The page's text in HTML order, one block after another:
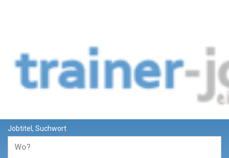
Jobs und Stellenangebote für
Trainer und Dozenten
Jobtitel, Suchwort